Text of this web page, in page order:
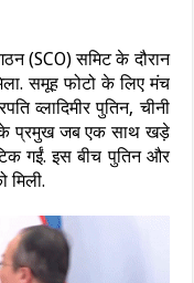
(SCO) समिट के दौरान
समूह फोटो के लिए मंच
व्लादिमीर पुतिन, चीनी
के प्रमुख जब एक साथ खड़े
गईं. इस बीच पुतिन और
मिली.